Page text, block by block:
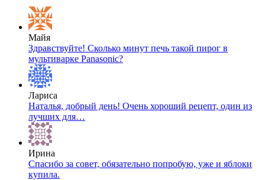
Майя
Здравствуйте! Сколько минут печь такой пирог в
мультиварке Panasonic?
Лариса
Наталья, добрый день! Очень хороший рецепт, один из
лучших для…
Ирина
Спасибо за совет, обязательно попробую, уже и яблоки
купила.